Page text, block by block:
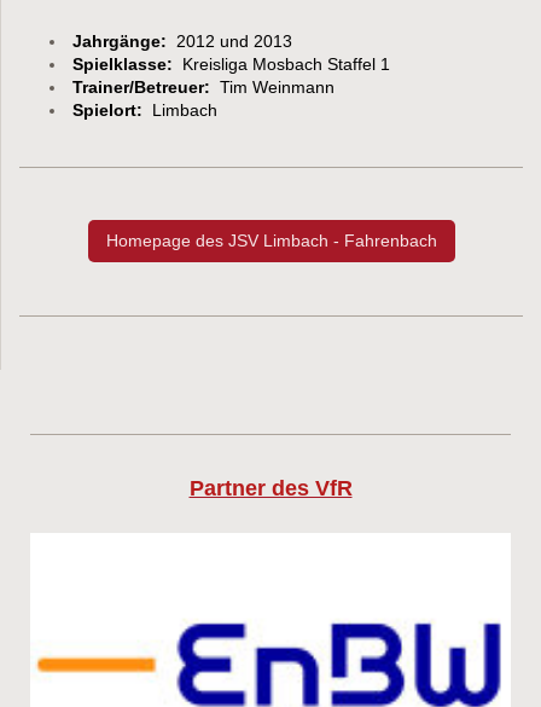
Jahrgänge:
2012 und 2013
Spielklasse: Kreisliga Mosbach Staffel 1
Trainer/Betreuer: Tim Weinmann
Spielort: Limbach
Homepage des JSV Limbach - Fahrenbach
Partner des VfR